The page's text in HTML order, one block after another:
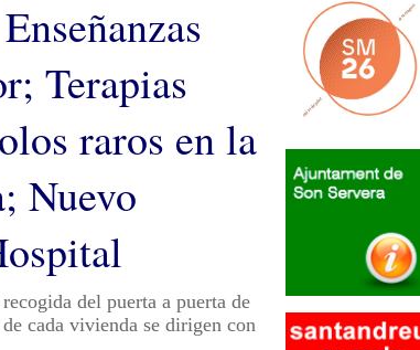
Terapias
raros en la
Nuevo
del puerta a puerta de
cada vivienda se dirigen con